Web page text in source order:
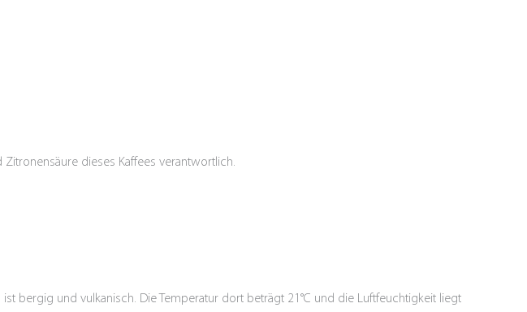
dieses Kaffees verantwortlich.
bergig und vulkanisch. Die Temperatur dort beträgt 21°C und die Luftfeuchtigkeit liegt